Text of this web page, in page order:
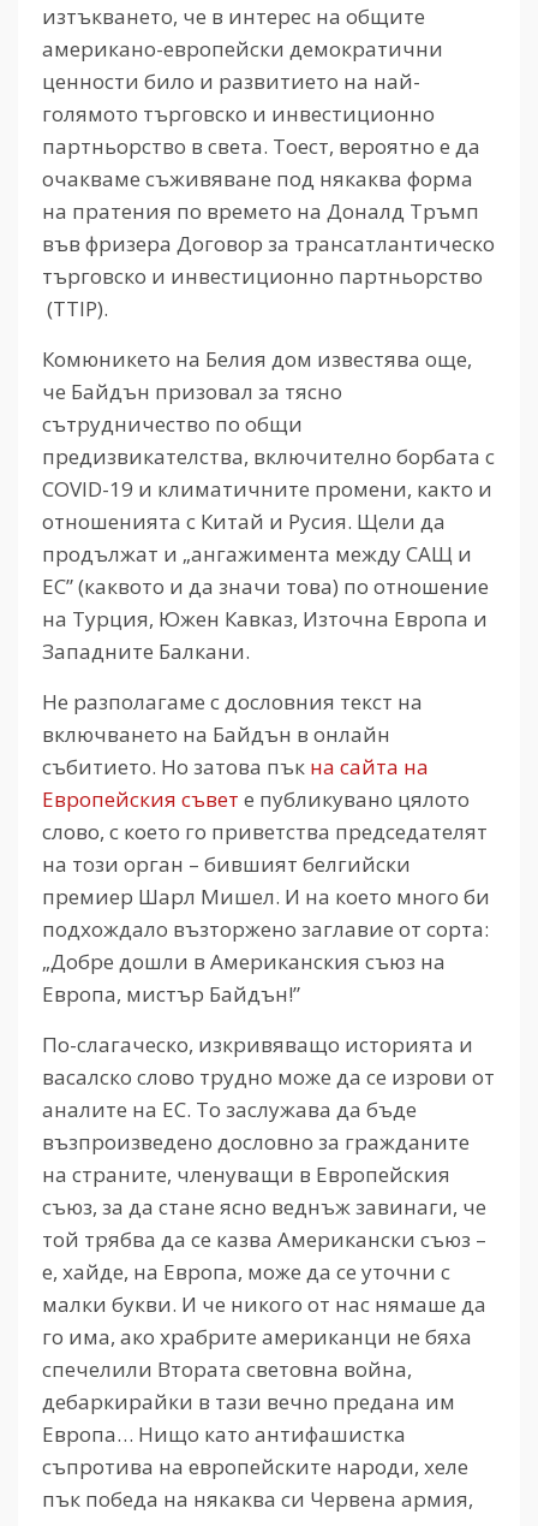
изтъкването, че в интерес на общите
американо-европейски демократични
ценности било и развитието на най-
голямото търговско и инвестиционно
партньорство в света. Тоест, вероятно е да
очакваме съживяване под някаква форма
на пратения по времето на Доналд Тръмп
във фризера Договор за трансатлантическо
търговско и инвестиционно партньорство
(TTIP).
Комюникето на Белия дом известява още,
че Байдън призовал за тясно
сътрудничество по общи
предизвикателства, включително борбата с
COVID-19 и климатичните промени, както и
отношенията с Китай и Русия. Щели да
продължат и „ангажимента между САЩ и
ЕС” (каквото и да значи това) по отношение
на Турция, Южен Кавказ, Източна Европа и
Западните Балкани.
Не разполагаме с дословния текст на
включването на Байдън в онлайн
събитието. Но затова пък на сайта на
Европейския съвет е публикувано цялото
слово, с което го приветства председателят
на този орган – бившият белгийски
премиер Шарл Мишел. И на което много би
подхождало възторжено заглавие от сорта:
„Добре дошли в Американския съюз на
Европа, мистър Байдън!”
По-слагаческо, изкривяващо историята и
васалско слово трудно може да се изрови от
аналите на ЕС. То заслужава да бъде
възпроизведено дословно за гражданите
на страните, членуващи в Европейския
съюз, за да стане ясно веднъж завинаги, че
той трябва да се казва Американски съюз –
е, хайде, на Европа, може да се уточни с
малки букви. И че никого от нас нямаше да
го има, ако храбрите американци не бяха
спечелили Втората световна война,
дебаркирайки в тази вечно предана им
Европа… Нищо като антифашистка
съпротива на европейските народи, хеле
пък победа на някаква си Червена армия,